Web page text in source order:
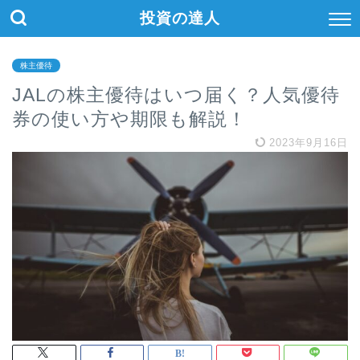
投資の達人
株主優待
JALの株主優待はいつ届く？人気優待
券の使い方や期限も解説！
2023年9月16日